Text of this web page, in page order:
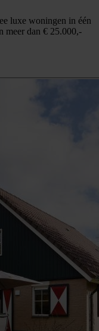
luxe woningen in één
meer dan € 25.000,-